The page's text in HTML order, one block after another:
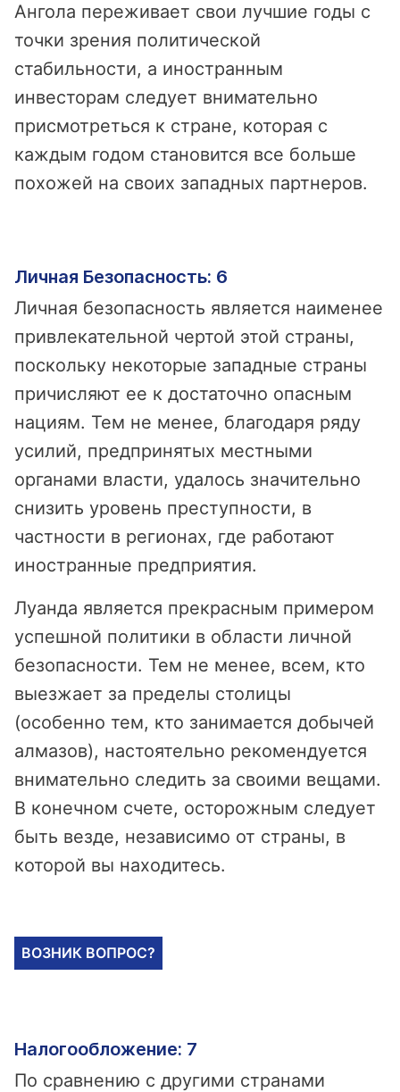
Ангола переживает свои лучшие годы с
точки зрения политической
стабильности, а иностранным
инвесторам следует внимательно
присмотреться к стране, которая с
каждым годом становится все больше
похожей на своих западных партнеров.
Личная Безопасность: 6
Личная безопасность является наименее
привлекательной чертой этой страны,
поскольку некоторые западные страны
причисляют ее к достаточно опасным
нациям. Тем не менее, благодаря ряду
усилий, предпринятых местными
органами власти, удалось значительно
снизить уровень преступности, в
частности в регионах, где работают
иностранные предприятия.
Луанда является прекрасным примером
успешной политики в области личной
безопасности. Тем не менее, всем, кто
выезжает за пределы столицы
(особенно тем, кто занимается добычей
алмазов), настоятельно рекомендуется
внимательно следить за своими вещами.
В конечном счете, осторожным следует
быть везде, независимо от страны, в
которой вы находитесь.
ВОЗНИК ВОПРОС?
Налогообложение: 7
По сравнению с другими странами